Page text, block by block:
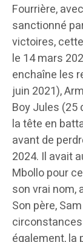
Fourrière,
sanctionné
victoires,
le 14 mars
enchaîne les
juin 2021),
Boy Jules (25
la tête en
avant de
2024. Il avait
Mbollo pour
son vrai nom,
Son père,
également, la